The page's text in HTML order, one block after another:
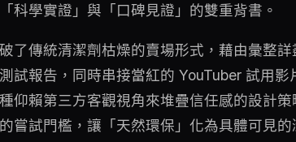
科學實證」與「口碑見證」的雙重背書。
了傳統清潔劑枯燥的賣場形式，藉由彙整
試報告，同時串接當紅的 YouTuber 試用影
仰賴第三方客觀視角來堆疊信任感的設計
嘗試門檻，讓「天然環保」化為具體可見的